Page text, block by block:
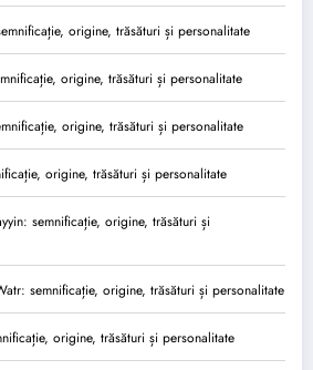
origine, trăsături și personalitate
origine, trăsături și personalitate
origine, trăsături și personalitate
origine, trăsături și personalitate
semnificație, origine, trăsături și
semnificație, origine, trăsături și personalitate
origine, trăsături și personalitate